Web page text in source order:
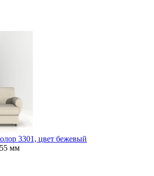
3301, цвет бежевый
мм